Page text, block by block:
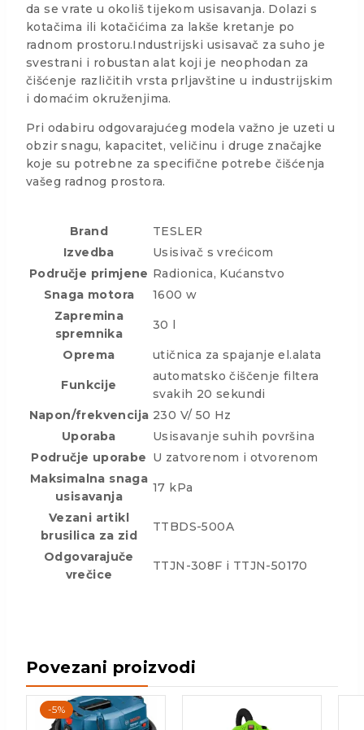
da se vrate u okoliš tijekom usisavanja. Dolazi s
kotačima ili kotačićima za lakše kretanje po
radnom prostoru.Industrijski usisavač za suho je
svestrani i robustan alat koji je neophodan za
čišćenje različitih vrsta prljavštine u industrijskim
i domaćim okruženjima.
Pri odabiru odgovarajućeg modela važno je uzeti u
obzir snagu, kapacitet, veličinu i druge značajke
koje su potrebne za specifične potrebe čišćenja
vašeg radnog prostora.
Brand
TESLER
Izvedba
Usisivač s vrećicom
Područje primjene Radionica, Kućanstvo
Snaga motora
1600 w
Zapremina
spremnika
30 l
Oprema utičnica za spajanje el.alata
Funkcije
automatsko čiščenje filtera
svakih 20 sekundi
Napon/frekvencija 230 V/ 50 Hz
Uporaba
Usisavanje suhih površina
Područje uporabe U zatvorenom i otvorenom
Maksimalna snaga
usisavanja
17 kPa
Vezani artikl
brusilica za zid
TTBDS-500A
Odgovarajuče
vrečice
TTJN-308F i TTJN-50170
Povezani proizvodi
-5%